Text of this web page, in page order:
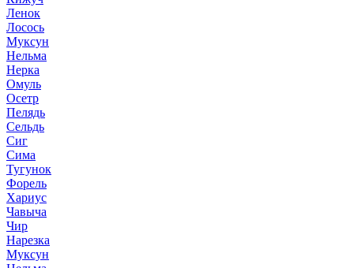
Ленок
Лосось
Муксун
Нельма
Нерка
Омуль
Осетр
Пелядь
Сельдь
Сиг
Сима
Тугунок
Форель
Хариус
Чавыча
Чир
Нарезка
Муксун